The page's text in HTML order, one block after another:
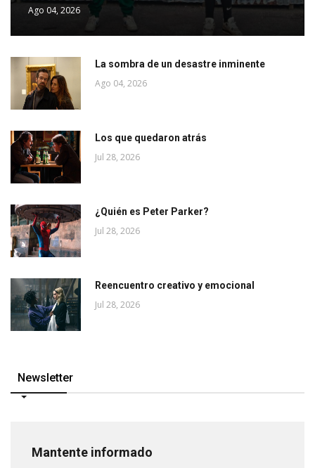
Ago 04, 2026
La sombra de un desastre inminente
Ago 04, 2026
Los que quedaron atrás
Jul 28, 2026
¿Quién es Peter Parker?
Jul 28, 2026
Reencuentro creativo y emocional
Jul 28, 2026
Newsletter
Mantente informado